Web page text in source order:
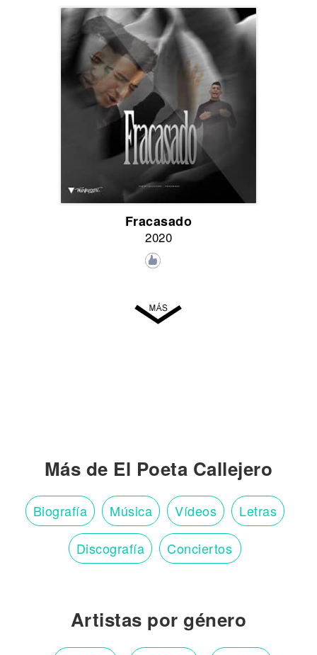
Fracasado
2020
Más de El Poeta Callejero
Biografía Música Vídeos Letras
Discografía Conciertos
Artistas por género